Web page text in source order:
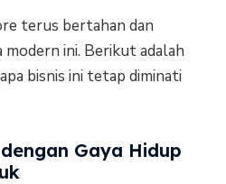
terus bertahan dan
modern ini. Berikut adalah
bisnis ini tetap diminati
Gaya Hidup